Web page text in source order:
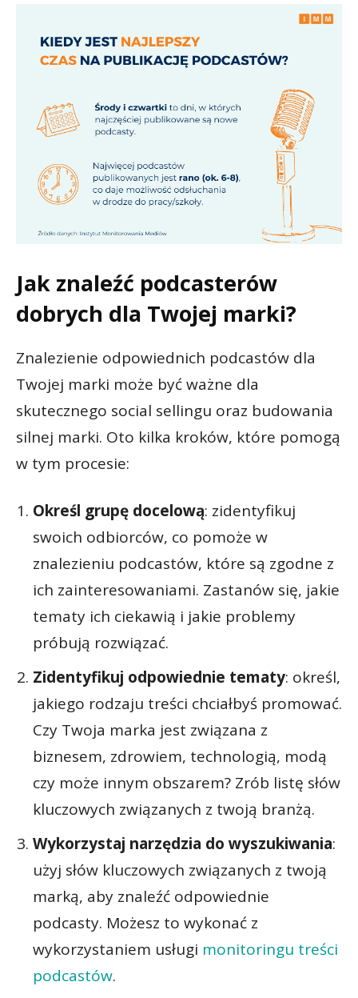
Jak znaleźć podcasterów
dobrych dla Twojej marki?
Znalezienie odpowiednich podcastów dla
Twojej marki może być ważne dla
skutecznego social sellingu oraz budowania
silnej marki. Oto kilka kroków, które pomogą
w tym procesie:
Określ grupę docelową: zidentyfikuj
swoich odbiorców, co pomoże w
znalezieniu podcastów, które są zgodne z
ich zainteresowaniami. Zastanów się, jakie
tematy ich ciekawią i jakie problemy
próbują rozwiązać.
Zidentyfikuj odpowiednie tematy: określ,
jakiego rodzaju treści chciałbyś promować.
Czy Twoja marka jest związana z
biznesem, zdrowiem, technologią, modą
czy może innym obszarem? Zrób listę słów
kluczowych związanych z twoją branżą.
Wykorzystaj narzędzia do wyszukiwania:
użyj słów kluczowych związanych z twoją
marką, aby znaleźć odpowiednie
podcasty. Możesz to wykonać z
wykorzystaniem usługi monitoringu treści
podcastów.